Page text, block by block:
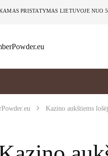
PRISTATYMAS LIETUVOJE NUO
Kazino aukštiems